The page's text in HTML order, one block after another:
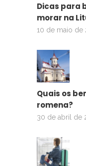
Dicas para
morar na
10 de maio de
Quais os
romena?
30 de abril de